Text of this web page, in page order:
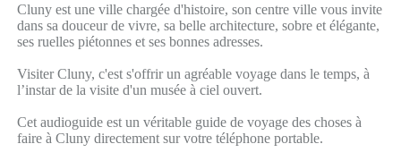
Cluny est une ville chargée d'histoire, son centre ville vous invite
dans sa douceur de vivre, sa belle architecture, sobre et élégante,
ses ruelles piétonnes et ses bonnes adresses.
Visiter Cluny, c'est s'offrir un agréable voyage dans le temps, à
l’instar de la visite d'un musée à ciel ouvert.
Cet audioguide est un véritable guide de voyage des choses à
faire à Cluny directement sur votre téléphone portable.